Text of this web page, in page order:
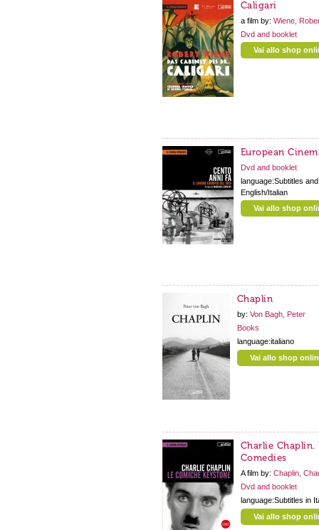
Caligari
a film by: Wiene,
Dvd and booklet
Vai allo shop
European
Dvd and booklet
language:Subtitles
English/Italian
Vai allo shop
Chaplin
by: Von Bagh, Peter
Books
language:italiano
Vai allo shop
Charlie Chaplin.
Comedies
A film by: Chaplin,
Dvd and booklet
language:Subtitles in
Vai allo shop